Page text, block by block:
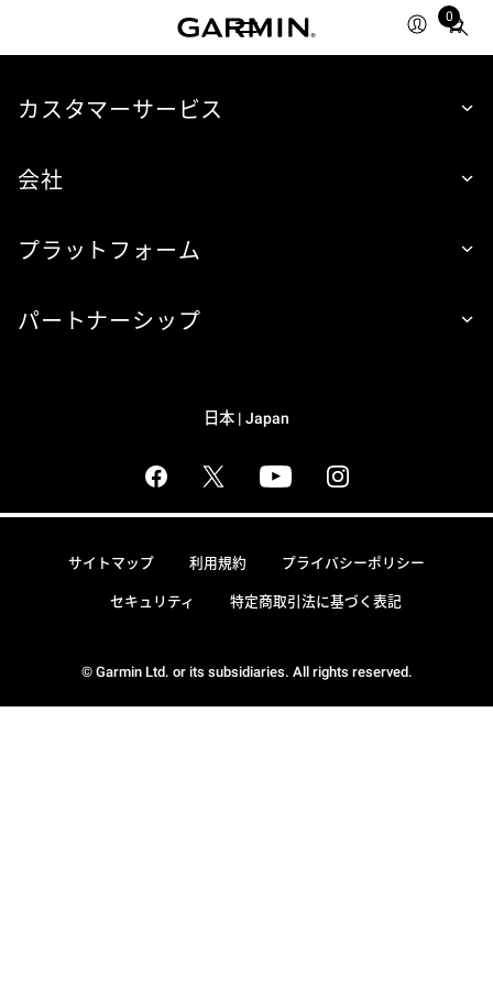
0
Total
カスタマーサービス
会社
プラットフォーム
パートナーシップ
日本 | Japan
© Garmin Ltd. or its subsidiaries. All rights reserved.
サイトマップ 利用規約 プライバシーポリシー
セキュリティ 特定商取引法に基づく表記